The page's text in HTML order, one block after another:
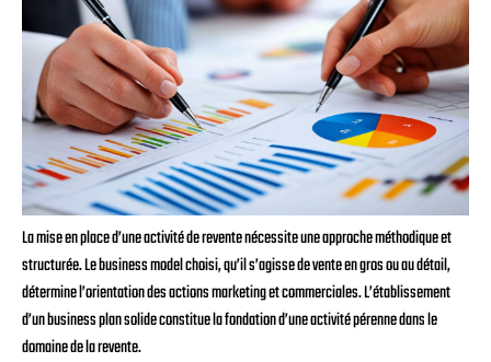
La mise en place d’une activité de revente nécessite une approche méthodique et
structurée. Le business model choisi, qu’il s’agisse de vente en gros ou au détail,
détermine l’orientation des actions marketing et commerciales. L’établissement
d’un business plan solide constitue la fondation d’une activité pérenne dans le
domaine de la revente.